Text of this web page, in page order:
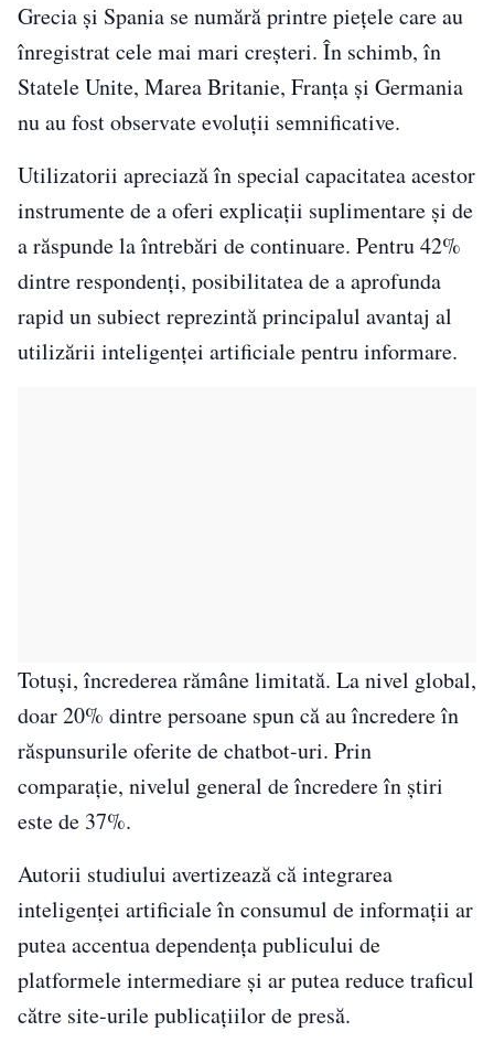
Grecia și Spania se numără printre piețele care au
înregistrat cele mai mari creșteri. În schimb, în
Statele Unite, Marea Britanie, Franța și Germania
nu au fost observate evoluții semnificative.
Utilizatorii apreciază în special capacitatea acestor
instrumente de a oferi explicații suplimentare și de
a răspunde la întrebări de continuare. Pentru 42%
dintre respondenți, posibilitatea de a aprofunda
rapid un subiect reprezintă principalul avantaj al
utilizării inteligenței artificiale pentru informare.
Totuși, încrederea rămâne limitată. La nivel global,
doar 20% dintre persoane spun că au încredere în
răspunsurile oferite de chatbot-uri. Prin
comparație, nivelul general de încredere în știri
este de 37%.
Autorii studiului avertizează că integrarea
inteligenței artificiale în consumul de informații ar
putea accentua dependența publicului de
platformele intermediare și ar putea reduce traficul
către site-urile publicațiilor de presă.